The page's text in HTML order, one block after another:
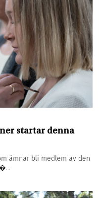
startar denna
ämnar bli medlem av den